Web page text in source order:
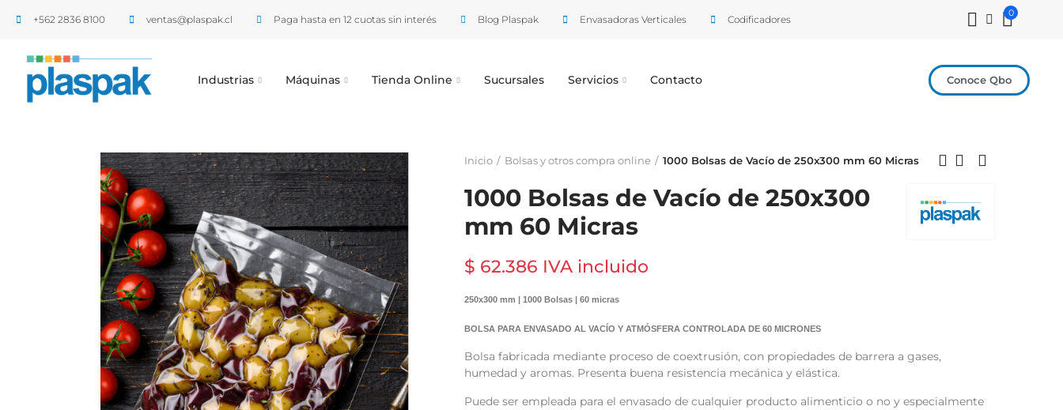
+562 2836 8100​ ventas@plaspak.cl Paga hasta en 12 cuotas sin interés Blog Plaspak Envasadoras Verticales Codificadores
0
Industrias Máquinas Tienda Online Sucursales Servicios Contacto Conoce Qbo
Inicio Bolsas y otros compra online 1000 Bolsas de Vacío de 250x300 mm 60 Micras
1000 Bolsas de Vacío de 250x300
mm 60 Micras
$ 62.386 IVA incluido
250x300 mm | 1000 Bolsas | 60 micras
BOLSA PARA ENVASADO AL VACÍO Y ATMÓSFERA CONTROLADA DE 60 MICRONES
Bolsa fabricada mediante proceso de coextrusión, con propiedades de barrera a gases,
humedad y aromas. Presenta buena resistencia mecánica y elástica.
Puede ser empleada para el envasado de cualquier producto alimenticio o no y especialmente